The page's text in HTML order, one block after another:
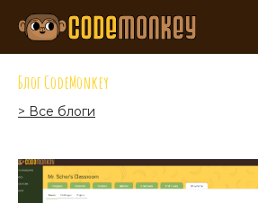
Блог CodeMonkey
> Все блоги